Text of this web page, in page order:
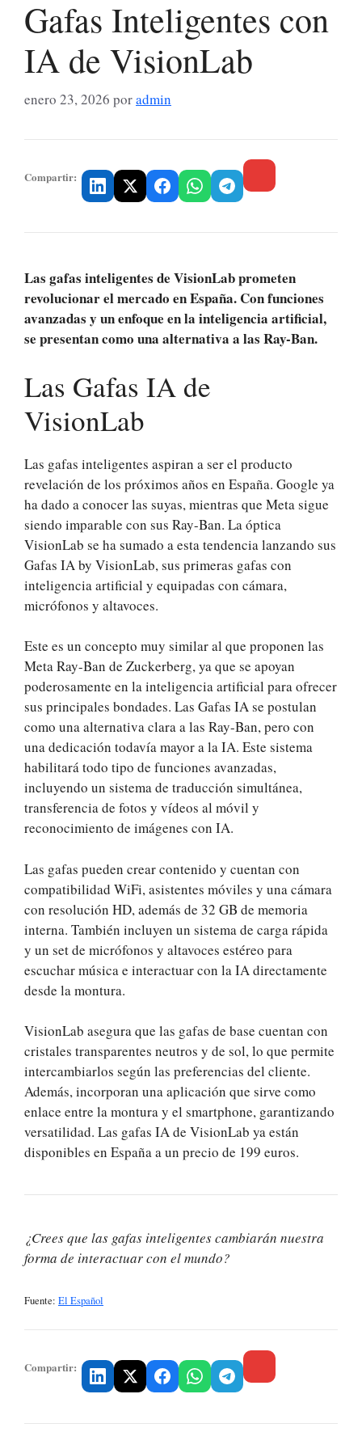
Gafas Inteligentes con
IA de VisionLab
enero 23, 2026 poradmin
Compartir:
Las gafas inteligentes de VisionLab prometen
revolucionar el mercado en España. Con funciones
avanzadas y un enfoque en la inteligencia artificial,
se presentan como una alternativa a las Ray-Ban.
Las Gafas IA de
VisionLab
Las gafas inteligentes aspiran a ser el producto
revelación de los próximos años en España. Google ya
ha dado a conocer las suyas, mientras que Meta sigue
siendo imparable con sus Ray-Ban. La óptica
VisionLab se ha sumado a esta tendencia lanzando sus
Gafas IA by VisionLab, sus primeras gafas con
inteligencia artificial y equipadas con cámara,
micrófonos y altavoces.
Este es un concepto muy similar al que proponen las
Meta Ray-Ban de Zuckerberg, ya que se apoyan
poderosamente en la inteligencia artificial para ofrecer
sus principales bondades. Las Gafas IA se postulan
como una alternativa clara a las Ray-Ban, pero con
una dedicación todavía mayor a la IA. Este sistema
habilitará todo tipo de funciones avanzadas,
incluyendo un sistema de traducción simultánea,
transferencia de fotos y vídeos al móvil y
reconocimiento de imágenes con IA.
Las gafas pueden crear contenido y cuentan con
compatibilidad WiFi, asistentes móviles y una cámara
con resolución HD, además de 32 GB de memoria
interna. También incluyen un sistema de carga rápida
y un set de micrófonos y altavoces estéreo para
escuchar música e interactuar con la IA directamente
desde la montura.
VisionLab asegura que las gafas de base cuentan con
cristales transparentes neutros y de sol, lo que permite
intercambiarlos según las preferencias del cliente.
Además, incorporan una aplicación que sirve como
enlace entre la montura y el smartphone, garantizando
versatilidad. Las gafas IA de VisionLab ya están
disponibles en España a un precio de 199 euros.
¿Crees que las gafas inteligentes cambiarán nuestra
forma de interactuar con el mundo?
Fuente: El Español
Compartir: